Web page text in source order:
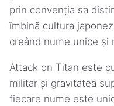
prin convenția sa
îmbină cultura
creând nume unice și
Attack on Titan este
militar și gravitatea
fiecare nume este